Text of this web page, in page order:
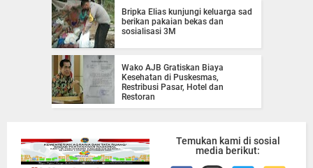
Bripka Elias kunjungi keluarga sad
berikan pakaian bekas dan
sosialisasi 3M
Wako AJB Gratiskan Biaya
Kesehatan di Puskesmas,
Restribusi Pasar, Hotel dan
Restoran
Temukan kami di sosial
media berikut: